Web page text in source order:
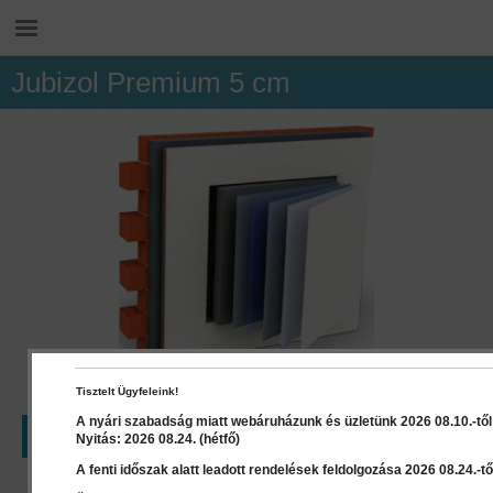
Jubizol Premium 5 cm
LEÍRÁS RÉSZLETEK
Tisztelt Ügyfeleink!
A nyári szabadság miatt webáruházunk és üzletünk 2026 08.10.-
Nyitás: 2026 08.24. (hétfő)
A fenti időszak alatt leadott rendelések feldolgozása 2026 08.24.-